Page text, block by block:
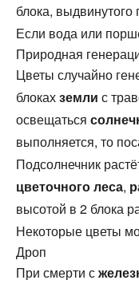
блока,
Если вода или
Природная
Цветы случайно
блокахземли с
освещаться
выполняется, то
Подсолнечник
цветочного леса,
высотой в 2 блока
Некоторые цветы
Дроп
При смерти с